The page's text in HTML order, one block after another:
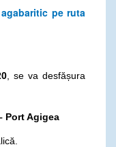
pe ruta
, se va desfășura
Port Agigea